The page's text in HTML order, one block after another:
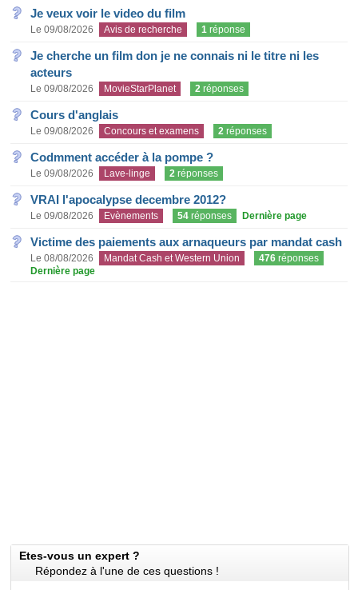
Je veux voir le video du film
Le 09/08/2026 Avis de recherche 1 réponse
Je cherche un film don je ne connais ni le titre ni les
acteurs
Le 09/08/2026 MovieStarPlanet 2 réponses
Cours d'anglais
Le 09/08/2026 Concours et examens 2 réponses
Codmment accéder à la pompe ?
Le 09/08/2026 Lave-linge 2 réponses
VRAI l'apocalypse decembre 2012?
Le 09/08/2026 Evènements 54 réponses Dernière page
Victime des paiements aux arnaqueurs par mandat cash
Le 08/08/2026 Mandat Cash et Western Union 476 réponses
Dernière page
Etes-vous un expert ?
Répondez à l'une de ces questions !